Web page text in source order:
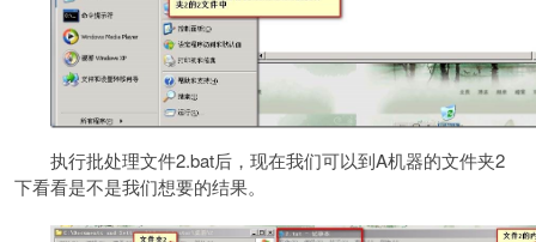
执行批处理文件2.bat后，现在我们可以到A机器的文件夹2
下看看是不是我们想要的结果。